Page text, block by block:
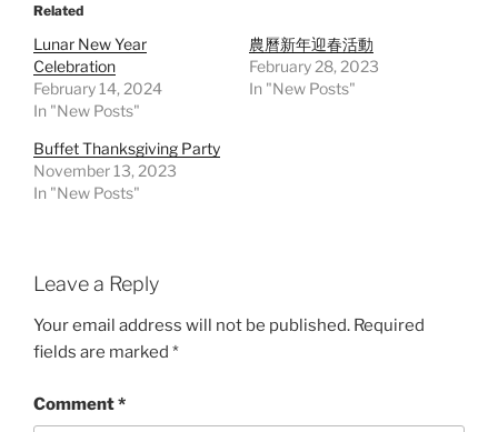
Related
Lunar New Year
Celebration
February 14, 2024
In "New Posts"
農曆新年迎春活動
February 28, 2023
In "New Posts"
Buffet Thanksgiving Party
November 13, 2023
In "New Posts"
Leave a Reply
Your email address will not be published. Required
fields are marked *
Comment*